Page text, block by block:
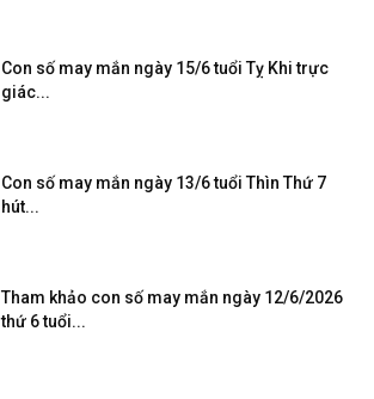
Con số may mắn ngày 15/6 tuổi Tỵ Khi trực
giác...
Con số may mắn ngày 13/6 tuổi Thìn Thứ 7
hút...
Tham khảo con số may mắn ngày 12/6/2026
thứ 6 tuổi...